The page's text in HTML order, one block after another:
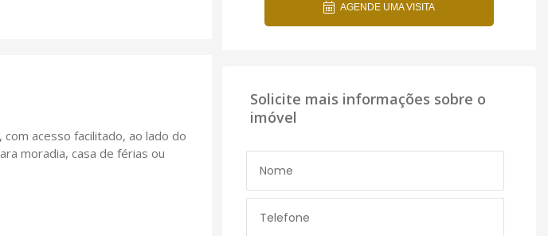
acesso facilitado, ao lado do
moradia, casa de férias ou
AGENDE UMA VISITA
Solicite mais informações sobre o
imóvel